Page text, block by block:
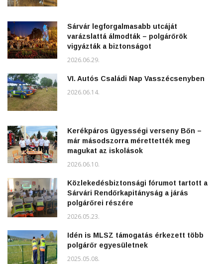
Sárvár legforgalmasabb utcáját
varázslattá álmodták – polgárőrök
vigyázták a biztonságot
2026.06.29.
VI. Autós Családi Nap Vasszécsenyben
2026.06.14.
Kerékpáros ügyességi verseny Bőn –
már másodszorra mérettették meg
magukat az iskolások
2026.06.10.
Közlekedésbiztonsági fórumot tartott a
Sárvári Rendőrkapitányság a járás
polgárőrei részére
2026.05.23.
Idén is MLSZ támogatás érkezett több
polgárőr egyesületnek
2025.05.08.